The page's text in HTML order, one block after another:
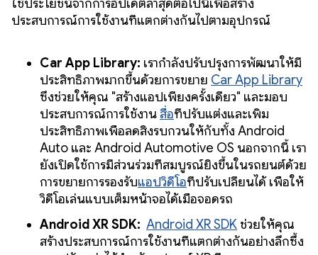
ใช้ประโยชน์จากการอัปเดตล่าสุดต่อไปนี้เพื่อสร้าง
ประสบการณ์การใช้งานที่แตกต่างกันไปตามอุปกรณ์
Car App Library: เรากำลังปรับปรุงการพัฒนาให้มี
ประสิทธิภาพมากขึ้นด้วยการขยาย Car App Library
ซึ่งช่วยให้คุณ "สร้างแอปเพียงครั้งเดียว" และมอบ
ประสบการณ์การใช้งานสื่อที่ปรับแต่งและเพิ่ม
ประสิทธิภาพเพื่อลดสิ่งรบกวนให้กับทั้ง Android
Auto และ Android Automotive OS นอกจากนี้ เรา
ยังเปิดใช้การมีส่วนร่วมที่สมบูรณ์ยิ่งขึ้นในรถยนต์ด้วย
การขยายการรองรับแอปวิดีโอที่ปรับเปลี่ยนได้ เพื่อให้
วิดีโอเล่นแบบเต็มหน้าจอได้เมื่อจอดรถ
Android XR SDK: Android XR SDK ช่วยให้คุณ
สร้างประสบการณ์การใช้งานที่แตกต่างกันอย่างลึกซึ้ง